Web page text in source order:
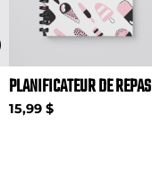
PLANIFICATEUR DE REPAS
15,99 $